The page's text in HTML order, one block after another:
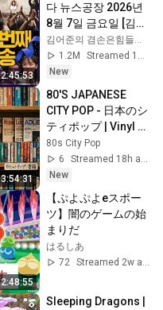
2:45:53
다 뉴스공장 2026년
8월 7일 금요일 [김희
교X박구용X박태웅X
이진경, 홍사훈X주진
우X정준희X이재석,
오밀희, 스포츠공장,
금요음악회(마지카)]
김어준의 겸손은힘들다 뉴스공장
1.2M
Streamed 1d ago
New
3:54:31
80'S JAPANESE
CITY POP - 日本のシ
ティポップ | Vinyl
Collection • Vinyl
Playlist Vol. 21
80s City Pop
6
Streamed 18h ago
New
2:48:55
【ぷよぷよeスポー
ツ】闇のゲームの始
まりだ
はるしあ
72
Streamed 2w ago
Sleeping Dragons |